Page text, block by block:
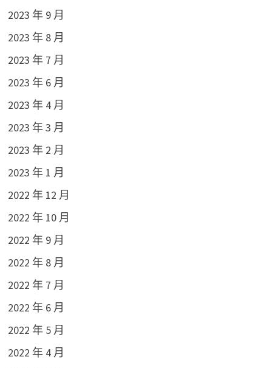
2023 年 9 月
2023 年 8 月
2023 年 7 月
2023 年 6 月
2023 年 4 月
2023 年 3 月
2023 年 2 月
2023 年 1 月
2022 年 12 月
2022 年 10 月
2022 年 9 月
2022 年 8 月
2022 年 7 月
2022 年 6 月
2022 年 5 月
2022 年 4 月